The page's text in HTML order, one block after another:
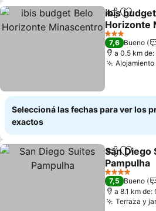
Compartir
Añadir
ibis
Horizonte
Ver precios
3 Estrellas
7,6 Bueno
a 0.5 km
Seleccioná las fechas para ver los
exactos
Compartir
Añadir
San Diego
Pampulha
Ver precios
4 Estrellas
7,5 Bueno
a 8.1 km
Terraza y